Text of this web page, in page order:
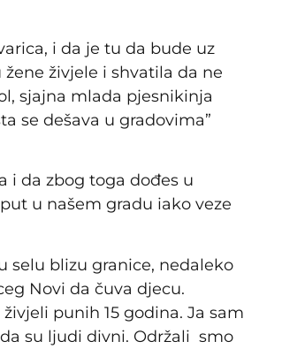
i da je tu da bude uz
živjele i shvatila da ne
sjajna mlada pjesnikinja
se dešava u gradovima”
i da zbog toga dođes u
u našem gradu iako veze
selu blizu granice, nedaleko
Novi da čuva djecu.
punih 15 godina. Ja sam
su ljudi divni. Održali smo